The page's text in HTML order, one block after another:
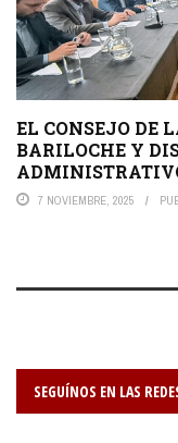
EL CONSEJO DE
BARILOCHE Y
7 NOVIEMBRE, 2025
SEGUÍNOS EN LAS